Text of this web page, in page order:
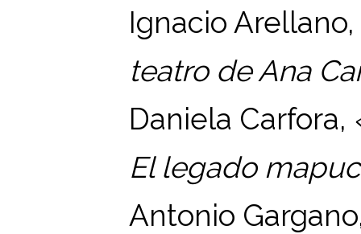
Ignacio Arellano,
teatro de Ana
Daniela Carfora,
El legado
Antonio